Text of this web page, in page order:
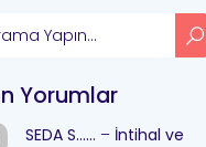
Yorumlar
SEDA S…… – İntihal ve